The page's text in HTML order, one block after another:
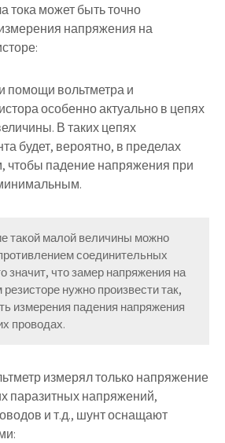
тока может быть точно
напряжения на
помощи вольтметра и
особенно актуально в цепях
В таких цепях
будет, вероятно, в пределах
чтобы падение напряжения при
такой малой величины можно
соединительных
значит, что замер напряжения на
нужно произвести так,
измерения падения напряжения
проводах.
измерял только напряжение
паразитных напряжений,
и т.д., шунт оснащают